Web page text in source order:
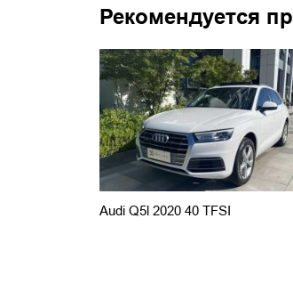
Рекомендуется
Audi Q5l 2020 40 TFSI